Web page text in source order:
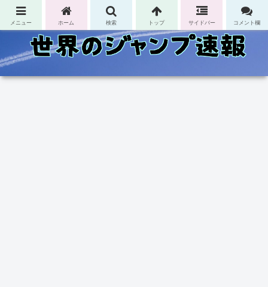
コンテンツへスキップ
メニュー ホーム 検索 トップ サイドバー コメント欄